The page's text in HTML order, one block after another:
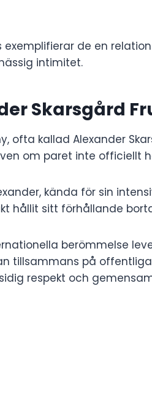
exemplifierar de en
intimitet.
Skarsgård
ofta kallad Alexander
om paret inte officiellt
kända för sin
hållit sitt förhållande
berömmelse
tillsammans på
respekt och